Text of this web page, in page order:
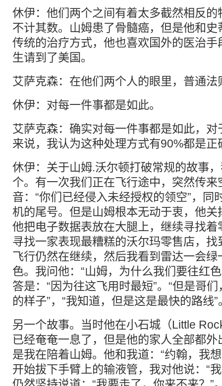
休伊：他们两个之间有着太多截然相反
不计其数。山姆患了骨髓癌，但是他和
传统的治疗方式，他也喜欢国外的医治
生请到了美国。
艾萨克森：在他们两个人的眼里，普通
休伊：对每一件事都是如此。
艾萨克森：确实对每一件事都是如此，
来说，我认为这种处理方式有90%都是正
休伊：关于山姆.沃尔顿打破常规的故事
个。有一次我们正在飞行途中，突然传
音：“你们已经侵入未经授权的领空”，同
机的尾号。但是山姆根本无动于衷，他
他把电子数据表放在大腿上，继续寻找
寻找一家表现最糟糕的沃尔玛零售店，
飞行仍然在继续，然后我看到雷达一会
色。我问他：“山姆，为什么我们要往红
答是：“因为往这飞用时最短”。“但是哥
的样子”，“我知道，但是这是最快的路线”
另一个故事。当时他在小石城（Little
已经奄奄一息了，但是他的家人全部都
是我在陪着山姆。他和我道：“约翰，我
开始拔下手臂上的输液管，我对他说：“